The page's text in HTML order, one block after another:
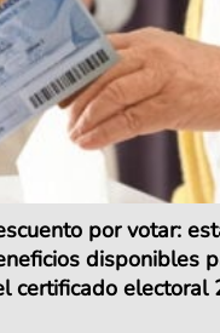
por votar:
disponibles
certificado electoral